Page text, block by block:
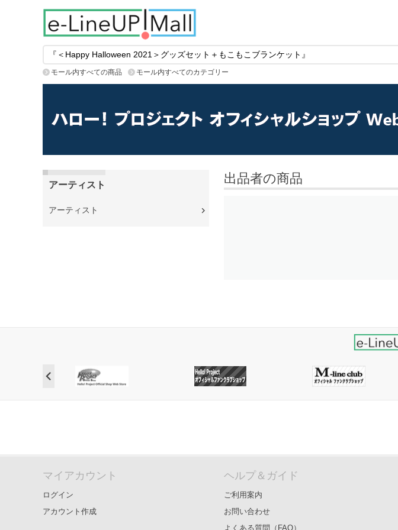
モール内すべての商品 モール内すべてのカテゴリー
アーティスト
アーティスト
出品者の商品
マイアカウント
ログイン
アカウント作成
ヘルプ＆ガイド
ご利用案内
お問い合わせ
よくある質問（FAQ）